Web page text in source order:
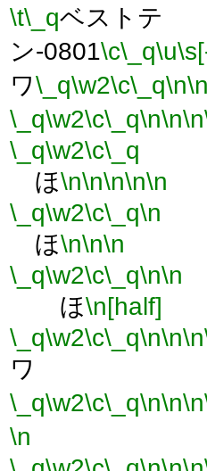
\t\_qベストテ
ン-0801\c\_q\u
ワ\_q\w2\c\_q\n
\_q\w2\c\_q\n\n\n
\_q\w2\c\_q
ほ\n\n\n\n\n
\_q\w2\c\_q\n
ほ\n\n\n
\_q\w2\c\_q\n\n
ほ\n[half]
\_q\w2\c\_q\n\n\n
ワ
\_q\w2\c\_q\n\n\n
\n